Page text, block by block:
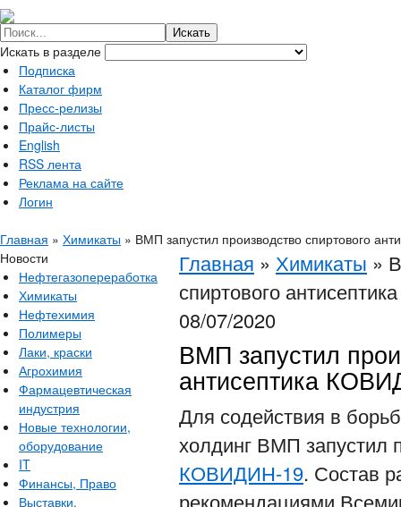
Искать в разделе
Подписка
Каталог фирм
Пресс-релизы
Прайс-листы
English
RSS лента
Реклама на сайте
Логин
Главная » Химикаты » ВМП запустил производство спиртового
Новости
Нефтегазопереработка
Химикаты
Нефтехимия
Полимеры
Лаки, краски
Агрохимия
Фармацевтическая
индустрия
Новые технологии,
оборудование
IT
Финансы, Право
Выставки,
Главная » Химикаты »
спиртового
08/07/2020
ВМП запустил
антисептика
Для содействия в
холдинг ВМП запустил
КОВИДИН-19. Состав
рекомендациями